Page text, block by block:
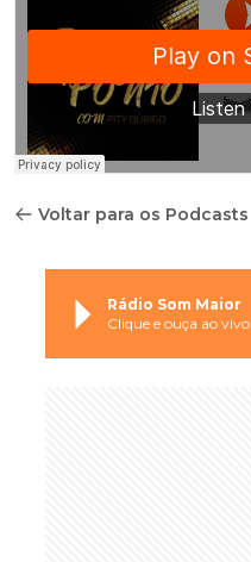
Voltar para os Podcasts
Rádio Som Maior
Clique e ouça ao vivo